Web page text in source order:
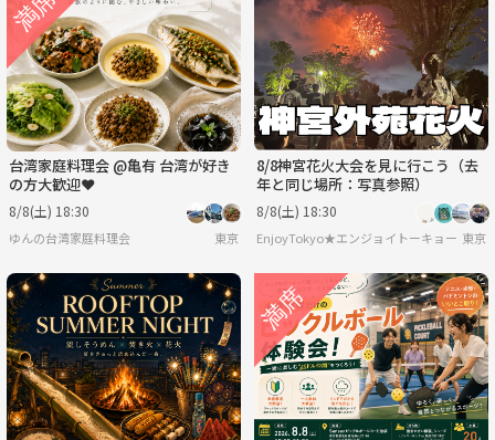
台湾家庭料理会 @亀有 台湾が好き
の方大歓迎❤️
8/8(土) 18:30
ゆんの台湾家庭料理会 東京
8/8神宮花火大会を見に行こう（去
年と同じ場所：写真参照）
8/8(土) 18:30
EnjoyTokyo★エンジョイトーキョー 〜
東京